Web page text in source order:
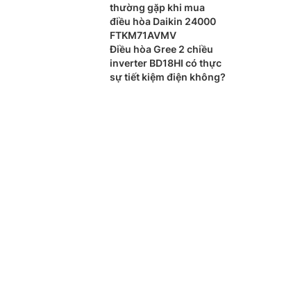
thường gặp khi mua
điều hòa Daikin 24000
FTKM71AVMV
Điều hòa Gree 2 chiều
inverter BD18HI có thực
sự tiết kiệm điện không?